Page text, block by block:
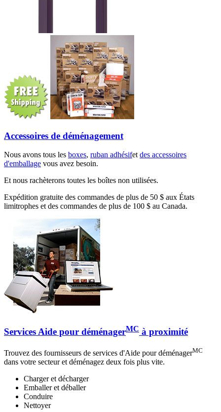
Accessoires de déménagement
Nous avons tous les boxes, ruban adhésifetdes accessoires
d'emballage vous avez besoin.
Et nous rachèterons toutes les boîtes non utilisées.
Expédition gratuite des commandes de plus de 50 $ aux États
limitrophes et des commandes de plus de 100 $ au Canada.
Services Aide pour déménagerMC à proximité
Trouvez des fournisseurs de services d'Aide pour déménagerMC
dans votre secteur et déménagez deux fois plus vite.
Charger et décharger
Emballer et déballer
Conduire
Nettoyer